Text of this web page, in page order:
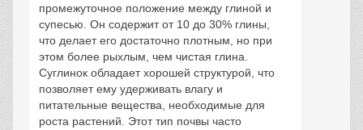
промежуточное положение между глиной и
супесью. Он содержит от 10 до 30% глины,
что делает его достаточно плотным, но при
этом более рыхлым, чем чистая глина.
Суглинок обладает хорошей структурой, что
позволяет ему удерживать влагу и
питательные вещества, необходимые для
роста растений. Этот тип почвы часто